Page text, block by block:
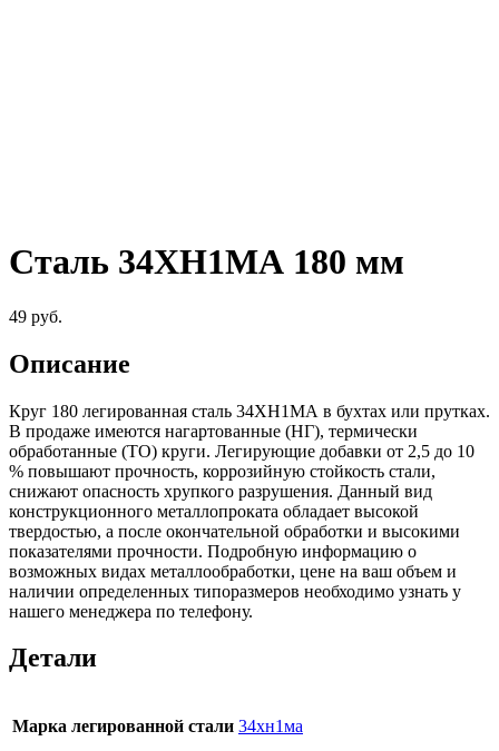
Сталь 34ХН1МА 180 мм
49 руб.
Описание
Круг 180 легированная сталь 34ХН1МА в бухтах или прутках.
В продаже имеются нагартованные (НГ), термически
обработанные (ТО) круги. Легирующие добавки от 2,5 до 10
% повышают прочность, коррозийную стойкость стали,
снижают опасность хрупкого разрушения. Данный вид
конструкционного металлопроката обладает высокой
твердостью, а после окончательной обработки и высокими
показателями прочности. Подробную информацию о
возможных видах металлообработки, цене на ваш объем и
наличии определенных типоразмеров необходимо узнать у
нашего менеджера по телефону.
Детали
Марка легированной стали 34хн1ма